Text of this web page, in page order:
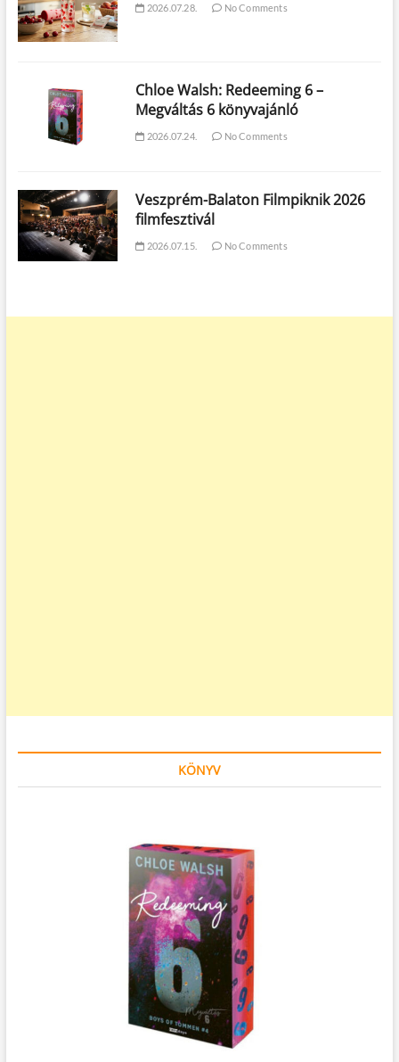
2026.07.28. No Comments
Chloe Walsh: Redeeming 6 –
Megváltás 6 könyvajánló
2026.07.24. No Comments
Veszprém-Balaton Filmpiknik 2026
filmfesztivál
2026.07.15. No Comments
KÖNYV